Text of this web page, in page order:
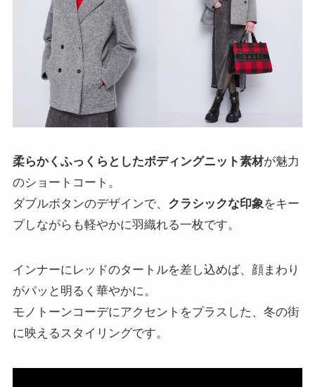
柔らかくふっくらとしたボディングニット素材が魅力
のショートコート。
ダブルボタンのデザインで、 クラシックな印象をキー
プしながらも軽やかに羽織れる一枚です。
インナーにレッドのタートルを差し込めば、顔まわり
がパッと明るく華やかに。
モノトーンコーデにアクセントをプラスした、冬の街
に映えるスタイリングです。